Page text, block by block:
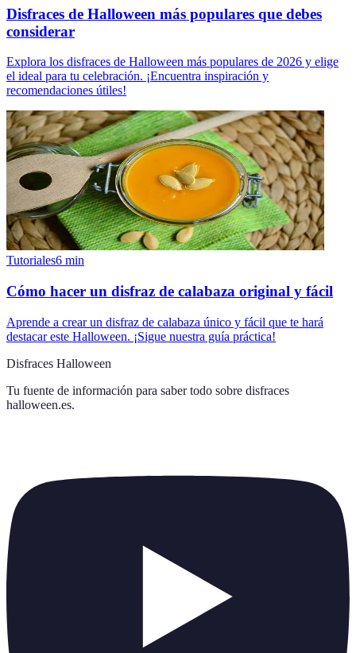
Disfraces de Halloween más populares que debes
considerar
Explora los disfraces de Halloween más populares de 2026 y elige
el ideal para tu celebración. ¡Encuentra inspiración y
recomendaciones útiles!
Tutoriales6 min
Cómo hacer un disfraz de calabaza original y fácil
Aprende a crear un disfraz de calabaza único y fácil que te hará
destacar este Halloween. ¡Sigue nuestra guía práctica!
Disfraces Halloween
Tu fuente de información para saber todo sobre disfraces
halloween.es.